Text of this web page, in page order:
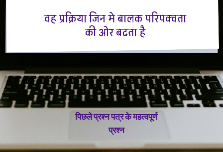
पिछले प्रश्न पत्र के महत्वपूर्ण
प्रश्न
वह प्रक्रिया जिन मे बालक परिपक्वता
की ओर बढता है